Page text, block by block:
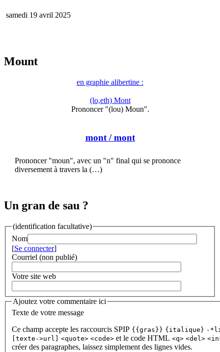
samedi 19 avril 2025
Mount
en graphie alibertine :
(lo,eth) Mont
Prononcer "(lou) Moun".
mont/ mont
Prononcer "moun", avec un "n" final qui se prononce
diversement à travers la (…)
Un gran de sau ?
(identification facultative)
Nom
[Se connecter]
Courriel (non publié)
Votre site web
Ajoutez votre commentaire ici
Texte de votre message
Ce champ accepte les raccourcis SPIP {{gras}} {italique} -
[texte->url]
<quote> <code> et le code HTML <q> <del>
créer des paragraphes, laissez simplement des lignes vides.